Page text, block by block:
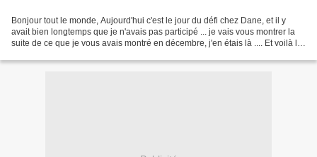
Bonjour tout le monde, Aujourd'hui c'est le jour du défi chez Dane, et il y
avait bien longtemps que je n'avais pas participé ... je vais vous montrer la
suite de ce que je vous avais montré en décembre, j'en étais là .... Et voilà le